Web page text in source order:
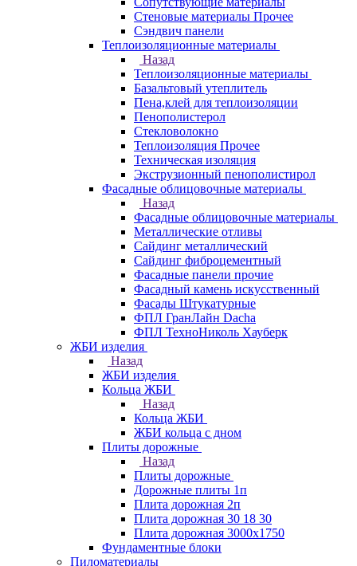
Стеновые материалы Прочее
Сэндвич панели
Теплоизоляционные материалы
Назад
Теплоизоляционные материалы
Базальтовый утеплитель
Пена,клей для теплоизоляции
Пенополистерол
Стекловолокно
Теплоизоляция Прочее
Техническая изоляция
Экструзионный пенополистирол
Фасадные облицовочные материалы
Назад
Фасадные облицовочные материалы
Металлические отливы
Сайдинг металлический
Сайдинг фиброцементный
Фасадные панели прочие
Фасадный камень искусственный
Фасады Штукатурные
ФПЛ ГранЛайн Dacha
ФПЛ ТехноНиколь Хауберк
ЖБИ изделия
Назад
ЖБИ изделия
Кольца ЖБИ
Назад
Кольца ЖБИ
ЖБИ кольца с дном
Плиты дорожные
Назад
Плиты дорожные
Дорожные плиты 1п
Плита дорожная 2п
Плита дорожная 30 18 30
Плита дорожная 3000х1750
Фундаментные блоки
Пиломатериалы